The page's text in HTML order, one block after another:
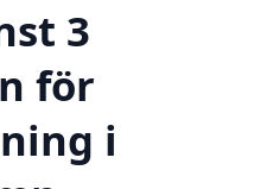
3
för
i